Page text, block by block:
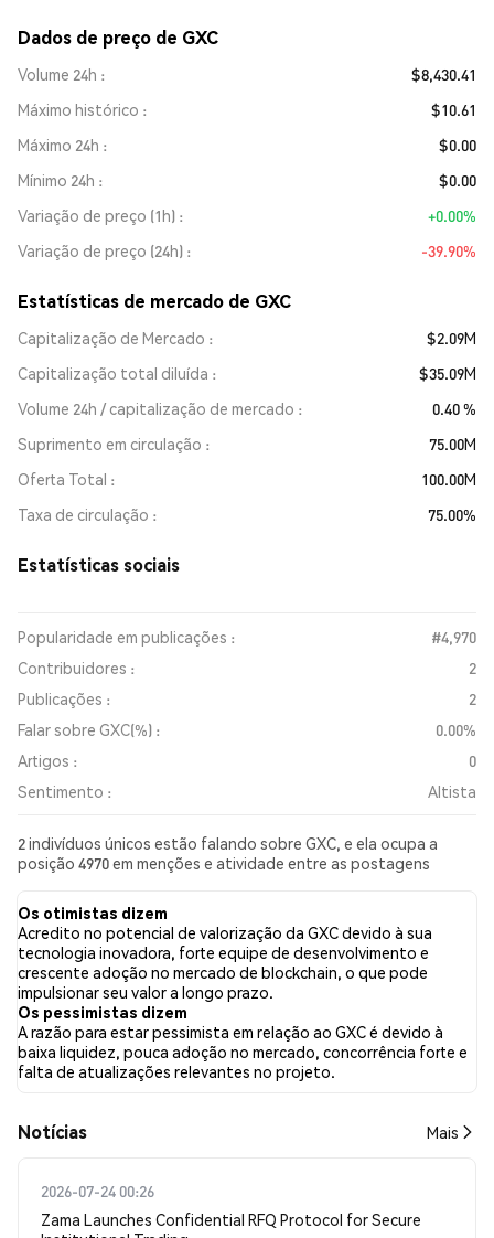
Dados de preço de GXC
Volume 24h
$8,430.41
Máximo histórico
$10.61
Máximo 24h
$0.00
Mínimo 24h
$0.00
Variação de preço (1h)
+0.00%
Variação de preço (24h)
-39.90%
Estatísticas de mercado de GXC
Capitalização de Mercado
$2.09M
Capitalização total diluída
$35.09M
Volume 24h / capitalização de mercado
0.40 %
Suprimento em circulação
75.00M
Oferta Total
100.00M
Taxa de circulação
75.00%
Estatísticas sociais
Popularidade em publicações :
#4,970
Contribuidores :
2
Publicações :
2
Falar sobre GXC(%) :
0.00%
Artigos :
0
Sentimento :
Altista
2 indivíduos únicos estão falando sobre GXC, e ela ocupa a
posição 4970 em menções e atividade entre as postagens
em todas as redes sociais foi Altista. Por fim, foram publicados
0 artigos de notícias sobre GXC. No Twitter, 100.00% dos
tweets apresentaram um sentimento otimista em comparação
com 0.00% dos tweets com sentimento pessimista sobre GXC.
0.00% dos tweets foram neutros em relação a GXC. Esses
sentimentos são baseados em 1 tweets.
Os otimistas dizem
Acredito no potencial de valorização da GXC devido à sua
tecnologia inovadora, forte equipe de desenvolvimento e
crescente adoção no mercado de blockchain, o que pode
impulsionar seu valor a longo prazo.
Os pessimistas dizem
A razão para estar pessimista em relação ao GXC é devido à
baixa liquidez, pouca adoção no mercado, concorrência forte e
falta de atualizações relevantes no projeto.
​​Notícias​​ Mais
2026-07-24 00:26
Zama Launches Confidential RFQ Protocol for Secure